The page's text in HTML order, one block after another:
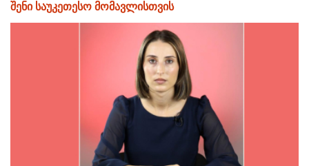
შენი საუკეთესო მომავლისთვის